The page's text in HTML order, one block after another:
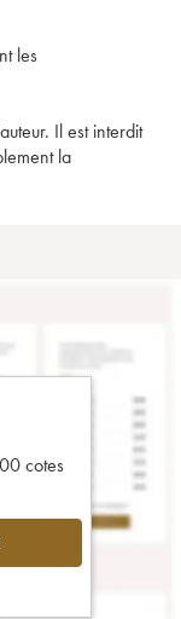
les
Il est interdit
la
cotes